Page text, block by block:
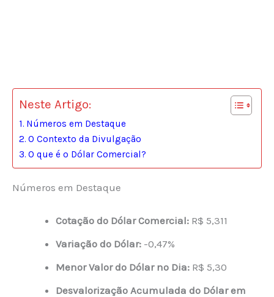
Neste Artigo:
Números em Destaque
O Contexto da Divulgação
O que é o Dólar Comercial?
Números em Destaque
Cotação do Dólar Comercial: R$ 5,311
Variação do Dólar: -0,47%
Menor Valor do Dólar no Dia: R$ 5,30
Desvalorização Acumulada do Dólar em